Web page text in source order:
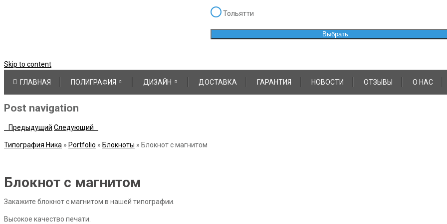
Тольятти
Выбрать
Skip to content
ГЛАВНАЯ ПОЛИГРАФИЯ ДИЗАЙН ДОСТАВКА ГАРАНТИЯ НОВОСТИ ОТЗЫВЫ О НАС
Post navigation
Предыдущий Следующий
Типография Ника » Portfolio » Блокноты » Блокнот с магнитом
Блокнот с магнитом
Закажите блокнот с магнитом в нашей типографии.
Высокое качество печати.